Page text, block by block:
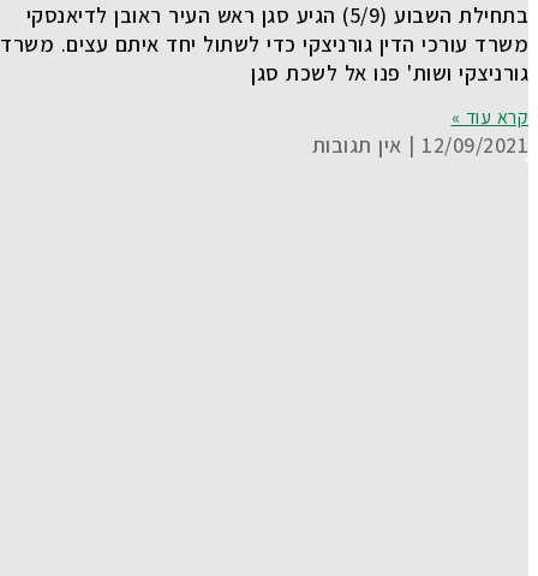
בתחילת השבוע (5/9) הגיע סגן ראש העיר ראובן לדיאנסקי
משרד עורכי הדין גורניצקי כדי לשתול יחד איתם עצים. משרד
גורניצקי ושות' פנו אל לשכת סגן
קרא עוד »
12/09/2021 אין תגובות